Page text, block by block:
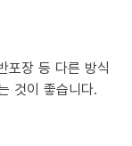
포장 등 다른 방식
것이 좋습니다.